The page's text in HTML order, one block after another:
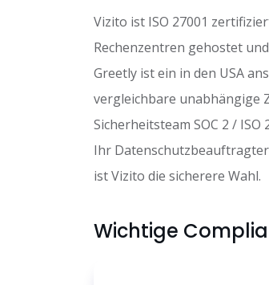
Vizito ist ISO 27001
Rechenzentren gehostet
Greetly ist ein in den USA
vergleichbare unabhängige
Sicherheitsteam SOC 2 /
Ihr
ist Vizito die sicherere Wahl.
Wichtige